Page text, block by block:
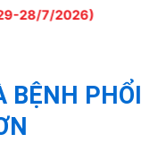
28/7/2026)
BỆNH PHỔI